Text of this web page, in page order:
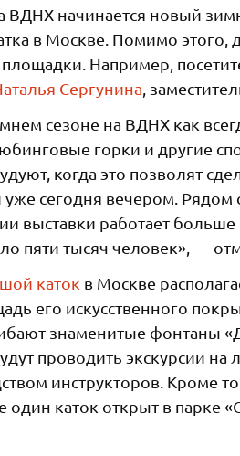
ВДНХ начинается новый
в Москве. Помимо этого,
Например,
Сергунина ,
сезоне на ВДНХ как
горки и другие
когда это позволят
уже сегодня вечером. Рядом
выставки работает
пяти тысяч человек», —
каток в Москве
его искусственного
знаменитые фонтаны
проводить экскурсии
инструкторов. Кроме
один каток открыт в парке